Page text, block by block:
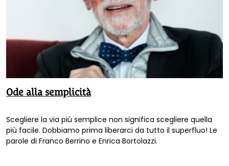
Ode alla semplicità
Scegliere la via più semplice non significa scegliere quella
più facile. Dobbiamo prima liberarci da tutto il superfluo! Le
parole di Franco Berrino e Enrica Bortolazzi.